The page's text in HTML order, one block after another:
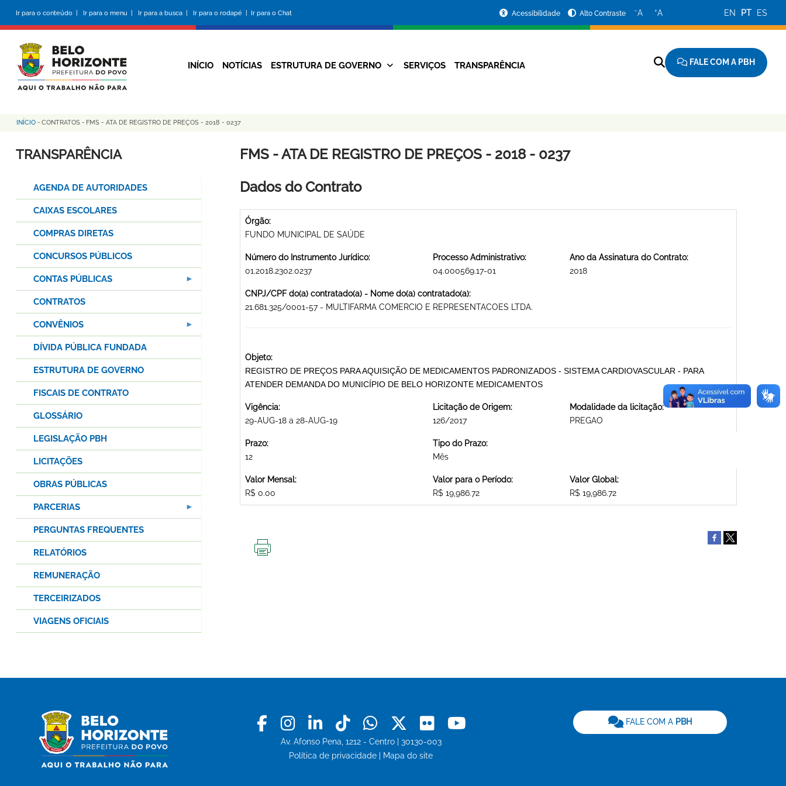
conteúdo
principal
Ir para o conteúdo | Ir para o menu | Ir para a busca | Ir para o rodapé | Ir para o Chat
da
Prefeitura
Acessibilidade Alto Contraste −A +A EN PT ES
Navegação
INÍCIO NOTÍCIAS ESTRUTURA DE GOVERNO SERVIÇOS TRANSPARÊNCIA FALE COM A PBH
Trilha
de
INÍCIO - CONTRATOS - FMS - ATA DE REGISTRO DE PREÇOS - 2018 - 0237
FMS - ATA DE REGISTRO DE PREÇOS - 2018 - 0237
Dados do Contrato
Órgão:
FUNDO MUNICIPAL DE SAÚDE
Número do Instrumento Jurídico:
01.2018.2302.0237
Processo Administrativo:
04.000569.17-01
Ano da Assinatura do Contrato:
2018
CNPJ/CPF do(a) contratado(a) - Nome do(a) contratado(a):
21.681.325/0001-57 - MULTIFARMA COMERCIO E REPRESENTACOES LTDA.
Objeto:
REGISTRO DE PREÇOS PARA AQUISIÇÃO DE MEDICAMENTOS PADRONIZADOS - SISTEMA CARDIOVASCULAR - PARA
ATENDER DEMANDA DO MUNICÍPIO DE BELO HORIZONTE MEDICAMENTOS
Vigência:
29-AUG-18 a 28-AUG-19
Licitação de Origem:
126/2017
Modalidade da licitação:
PREGAO
Prazo:
12
Tipo do Prazo:
Mês
Valor Mensal:
R$ 0.00
Valor para o Período:
R$ 19,986.72
Valor Global:
R$ 19,986.72
TRANSPARÊNCIA
AGENDA DE AUTORIDADES
CAIXAS ESCOLARES
COMPRAS DIRETAS
CONCURSOS PÚBLICOS
CONTAS PÚBLICAS
CONTRATOS
CONVÊNIOS
DÍVIDA PÚBLICA FUNDADA
ESTRUTURA DE GOVERNO
FISCAIS DE CONTRATO
GLOSSÁRIO
LEGISLAÇÃO PBH
LICITAÇÕES
OBRAS PÚBLICAS
PARCERIAS
PERGUNTAS FREQUENTES
RELATÓRIOS
REMUNERAÇÃO
TERCEIRIZADOS
VIAGENS OFICIAIS
Facebook
Instagram
LinkedinTiktokWhatsapp
X Flickr
Av. Afonso Pena, 1212 - Centro | 30130-003
Política de privacidade
Mapa do site
FALE COM A PBH